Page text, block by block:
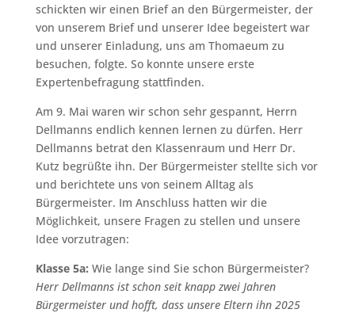
schickten wir einen Brief an den Bürgermeister, der
von unserem Brief und unserer Idee begeistert war
und unserer Einladung, uns am Thomaeum zu
besuchen, folgte. So konnte unsere erste
Expertenbefragung stattfinden.
Am 9. Mai waren wir schon sehr gespannt, Herrn
Dellmanns endlich kennen lernen zu dürfen. Herr
Dellmanns betrat den Klassenraum und Herr Dr.
Kutz begrüßte ihn. Der Bürgermeister stellte sich vor
und berichtete uns von seinem Alltag als
Bürgermeister. Im Anschluss hatten wir die
Möglichkeit, unsere Fragen zu stellen und unsere
Idee vorzutragen:
Klasse 5a: Wie lange sind Sie schon Bürgermeister?
Herr Dellmanns ist schon seit knapp zwei Jahren
Bürgermeister und hofft, dass unsere Eltern ihn 2025